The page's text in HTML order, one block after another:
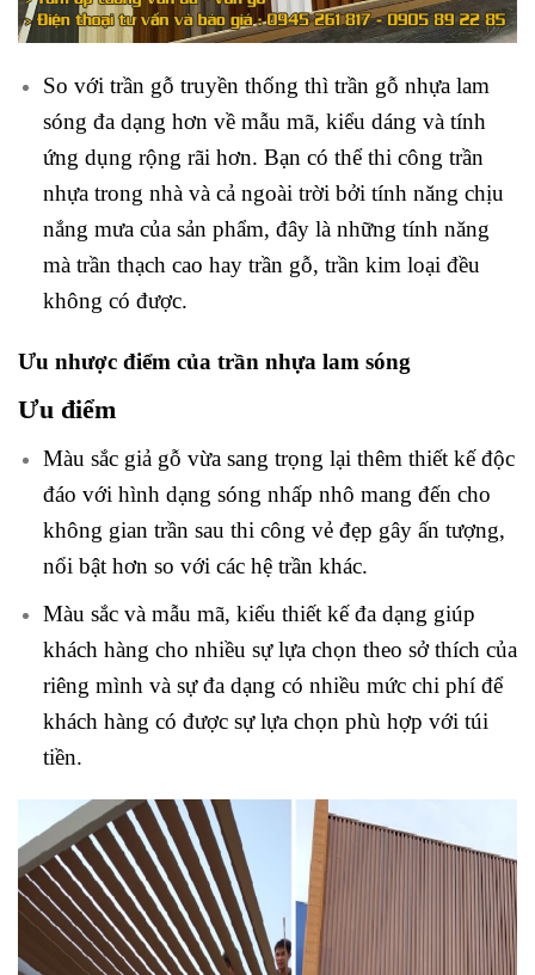
So với trần gỗ truyền thống thì trần gỗ nhựa lam
sóng đa dạng hơn về mẫu mã, kiểu dáng và tính
ứng dụng rộng rãi hơn. Bạn có thể thi công trần
nhựa trong nhà và cả ngoài trời bởi tính năng chịu
nắng mưa của sản phẩm, đây là những tính năng
mà trần thạch cao hay trần gỗ, trần kim loại đều
không có được.
Ưu nhược điểm của trần nhựa lam sóng
Ưu điểm
Màu sắc giả gỗ vừa sang trọng lại thêm thiết kế độc
đáo với hình dạng sóng nhấp nhô mang đến cho
không gian trần sau thi công vẻ đẹp gây ấn tượng,
nổi bật hơn so với các hệ trần khác.
Màu sắc và mẫu mã, kiểu thiết kế đa dạng giúp
khách hàng cho nhiều sự lựa chọn theo sở thích của
riêng mình và sự đa dạng có nhiều mức chi phí để
khách hàng có được sự lựa chọn phù hợp với túi
tiền.